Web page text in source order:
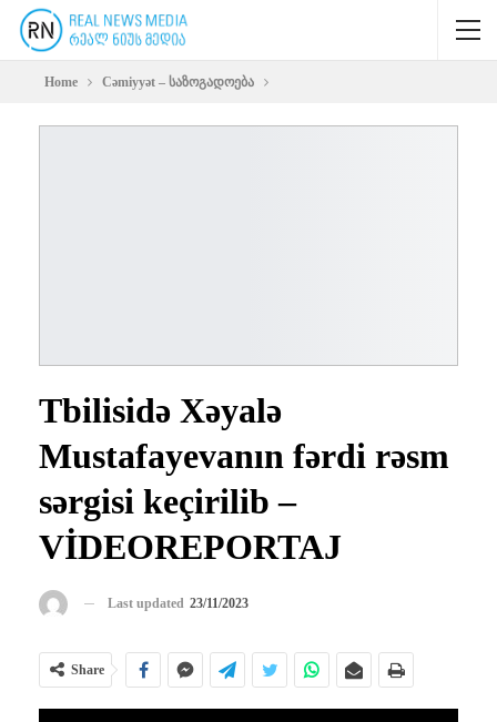
Home Cəmiyyət – საზოგადოება
Tbilisidə Xəyalə
Mustafayevanın fərdi rəsm
sərgisi keçirilib –
VİDEOREPORTAJ
Last updated 23/11/2023
Share